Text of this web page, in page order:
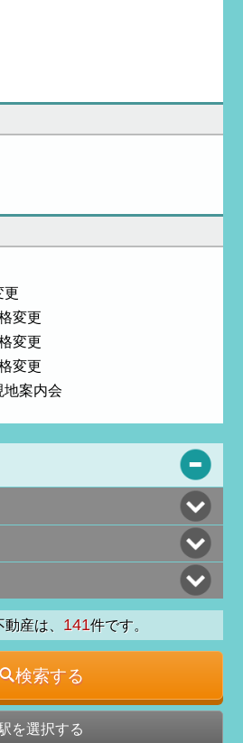
更
変更
変更
変更
地案内会
産は、 141件です。
検索する
を選択する